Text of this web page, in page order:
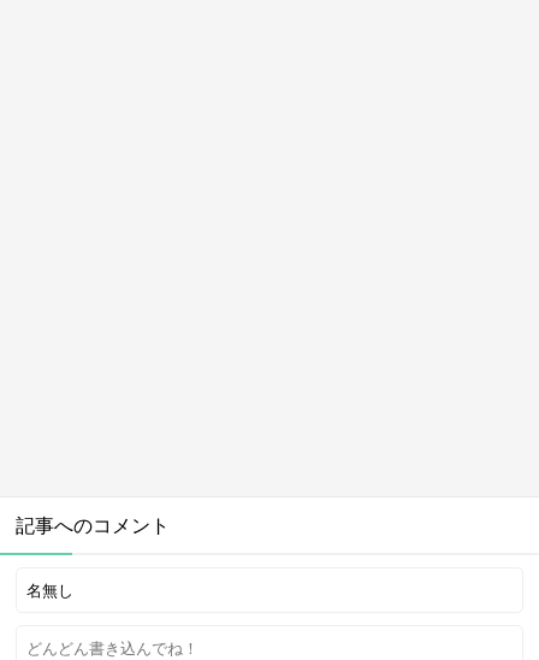
記事へのコメント